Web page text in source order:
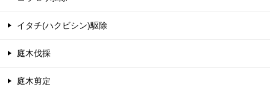
イタチ(ハクビシン)駆除
庭木伐採
庭木剪定